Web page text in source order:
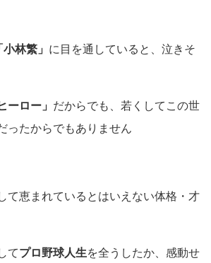
小林繁」 に目を通していると、泣きそ
ーロー」 だからでも、若くしてこの世
ったからでもありません
て恵まれているとはいえない体格・才
てプロ野球人生を全うしたか、感動せ